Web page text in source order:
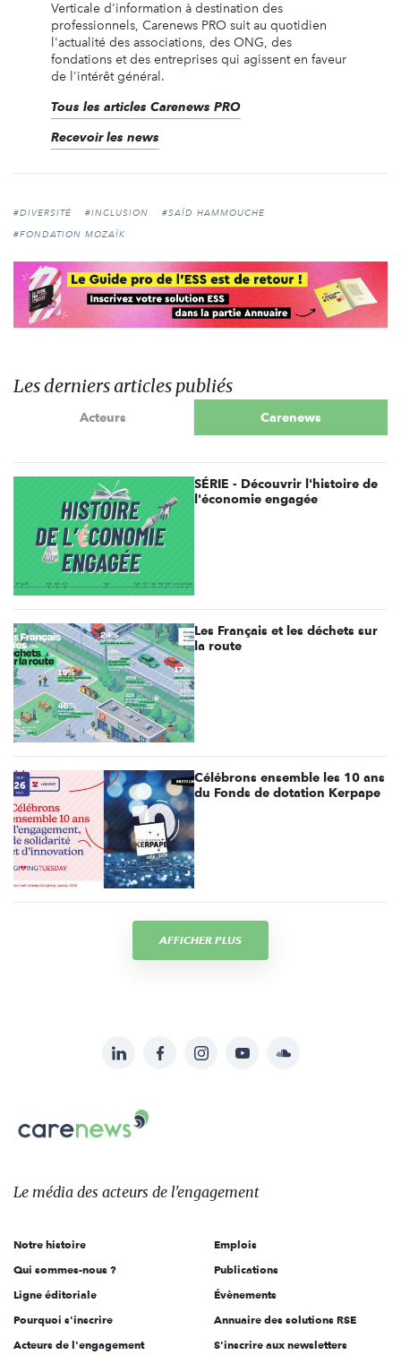
Verticale d'information à destination des
professionnels, Carenews PRO suit au quotidien
l'actualité des associations, des ONG, des
fondations et des entreprises qui agissent en faveur
de l'intérêt général.
Tous les articles Carenews PRO
Recevoir les news
#DIVERSITÉ #INCLUSION
#SAÏD HAMMOUCHE
#FONDATION MOZAÏK
Les derniers articles publiés
Acteurs Carenews
SÉRIE - Découvrir l'histoire de
l'économie engagée
Les Français et les déchets sur
la route
Célébrons ensemble les 10 ans
du Fonds de dotation Kerpape
AFFICHER PLUS
sur:
LinkedInFacebookInstagramYouTubeSoundcloud
Carenews,
Le
des
l'engagement
Le média des acteurs de l'engagement
Notre histoire
Qui sommes-nous ?
Ligne éditoriale
Pourquoi s'inscrire
Acteurs de l'engagement
Emplois
Publications
Évènements
Annuaire des solutions RSE
S'inscrire aux newsletters